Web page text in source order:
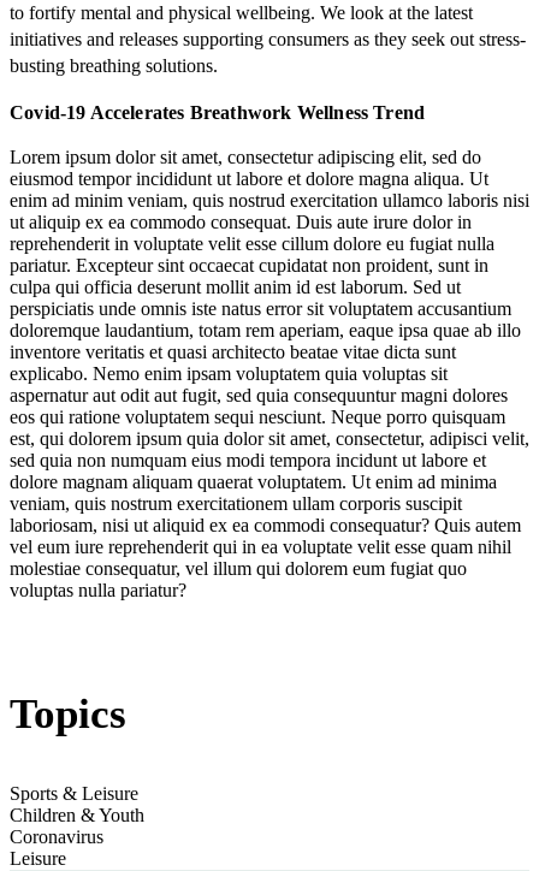
to fortify mental and physical wellbeing. We look at the latest
initiatives and releases supporting consumers as they seek out stress-
busting breathing solutions.
Covid-19 Accelerates Breathwork Wellness Trend
Lorem ipsum dolor sit amet, consectetur adipiscing elit, sed do
eiusmod tempor incididunt ut labore et dolore magna aliqua. Ut
enim ad minim veniam, quis nostrud exercitation ullamco laboris nisi
ut aliquip ex ea commodo consequat. Duis aute irure dolor in
reprehenderit in voluptate velit esse cillum dolore eu fugiat nulla
pariatur. Excepteur sint occaecat cupidatat non proident, sunt in
culpa qui officia deserunt mollit anim id est laborum. Sed ut
perspiciatis unde omnis iste natus error sit voluptatem accusantium
doloremque laudantium, totam rem aperiam, eaque ipsa quae ab illo
inventore veritatis et quasi architecto beatae vitae dicta sunt
explicabo. Nemo enim ipsam voluptatem quia voluptas sit
aspernatur aut odit aut fugit, sed quia consequuntur magni dolores
eos qui ratione voluptatem sequi nesciunt. Neque porro quisquam
est, qui dolorem ipsum quia dolor sit amet, consectetur, adipisci velit,
sed quia non numquam eius modi tempora incidunt ut labore et
dolore magnam aliquam quaerat voluptatem. Ut enim ad minima
veniam, quis nostrum exercitationem ullam corporis suscipit
laboriosam, nisi ut aliquid ex ea commodi consequatur? Quis autem
vel eum iure reprehenderit qui in ea voluptate velit esse quam nihil
molestiae consequatur, vel illum qui dolorem eum fugiat quo
voluptas nulla pariatur?
Topics
Sports & Leisure
Children & Youth
Coronavirus
Leisure